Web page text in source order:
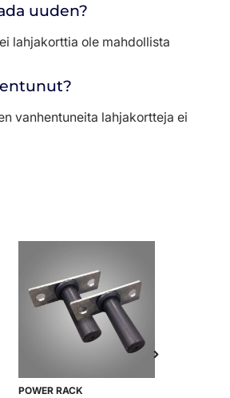
uuden?
lahjakorttia ole mahdollista
vanhentuneita lahjakortteja ei
POWER RACK